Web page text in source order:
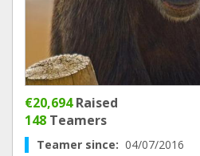
€20,694Raised
148 Teamers
Teamer since: 04/07/2016